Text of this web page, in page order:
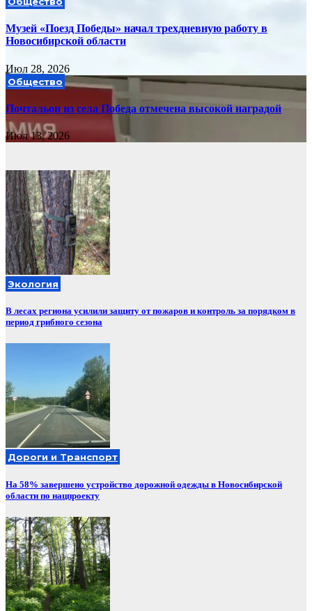
Музей «Поезд Победы» начал трехдневную работу в
Новосибирской области
Июл 28, 2026
Общество
Почтальон из села Победа отмечена высокой наградой
Июл 13, 2026
Экология
В лесах региона усилили защиту от пожаров и контроль за порядком в
период грибного сезона
Дороги и Транспорт
На 58% завершено устройство дорожной одежды в Новосибирской
области по нацпроекту